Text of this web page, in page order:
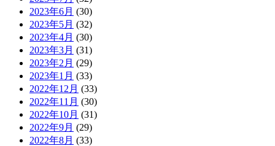
2023年6月 (30)
2023年5月 (32)
2023年4月 (30)
2023年3月 (31)
2023年2月 (29)
2023年1月 (33)
2022年12月 (33)
2022年11月 (30)
2022年10月 (31)
2022年9月 (29)
2022年8月 (33)